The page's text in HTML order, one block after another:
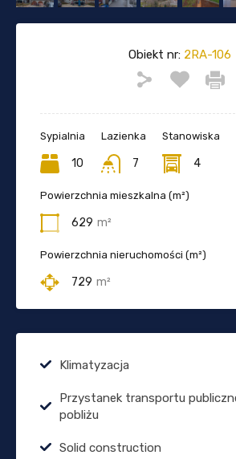
Obiekt nr: 2RA-106
Sypialnia
10
Lazienka
7
Stanowiska
4
Powierzchnia mieszkalna (m²)
629 m²
Powierzchnia nieruchomości (m²)
729 m²
Klimatyzacja
Przystanek transportu
pobliżu
Solid construction